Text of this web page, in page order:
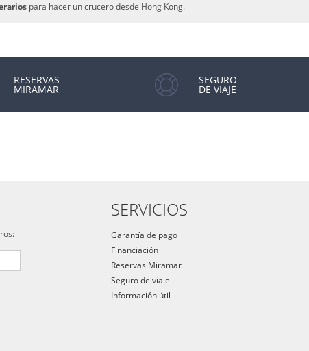
para hacer un crucero desde Hong Kong.
RESERVAS
MIRAMAR
SEGURO
DE VIAJE
SERVICIOS
Garantía de pago
Financiación
Reservas Miramar
Seguro de viaje
Información útil